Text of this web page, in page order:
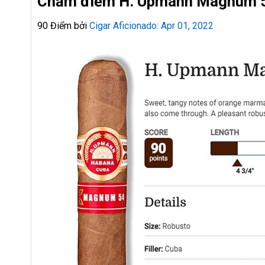
90 Điểm bởi Cigar Aficionado: Apr 01, 2022